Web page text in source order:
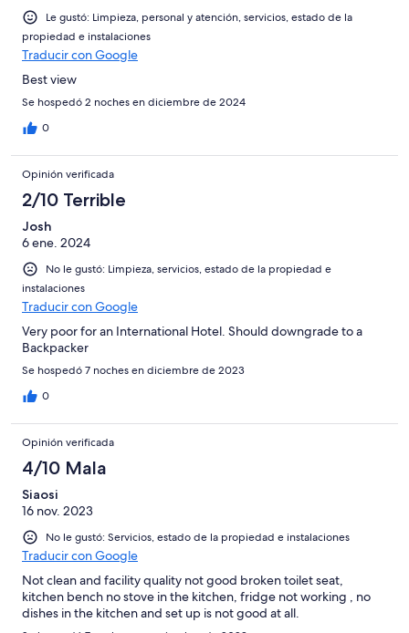
Le gustó: Limpieza, personal y atención, servicios, estado de la
propiedad e instalaciones
Traducir con Google
Best view
Se hospedó 2 noches en diciembre de 2024
0
Opinión verificada
2/10 Terrible
Josh
6 ene. 2024
No le gustó: Limpieza, servicios, estado de la propiedad e
instalaciones
Traducir con Google
Very poor for an International Hotel. Should downgrade to a
Backpacker
Se hospedó 7 noches en diciembre de 2023
0
Opinión verificada
4/10 Mala
Siaosi
16 nov. 2023
No le gustó: Servicios, estado de la propiedad e instalaciones
Traducir con Google
Not clean and facility quality not good broken toilet seat,
kitchen bench no stove in the kitchen, fridge not working , no
dishes in the kitchen and set up is not good at all.